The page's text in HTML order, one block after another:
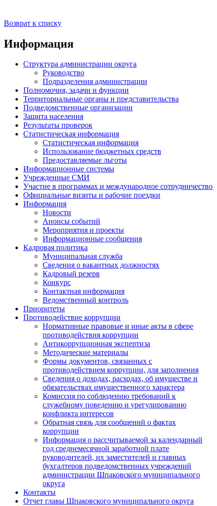
Возврат к списку
Информация
Структура администрации округа
Руководство
Подразделения администрации
Полномочия, задачи и функции
Территориальные органы и представительства
Подведомственные организации
Защита населения
Результаты проверок
Статистическая информация
Статистическая информация
Использование бюджетных средств
Предоставляемые льготы
Информационные системы
Учрежденные СМИ
Участие в программах и международное сотрудничество
Официальные визиты и рабочие поездки
Информация
Новости
Анонсы событий
Мероприятия и проекты
Информационные сообщения
Кадровая политика
Муниципальная служба
Сведения о вакантных должностях
Кадровый резерв
Конкурс
Контактная информация
Ведомственный контроль
Приоритеты
Противодействие коррупции
Нормативные правовые и иные акты в сфере
противодействия коррупции
Антикоррупционная экспертиза
Методические материалы
Формы документов, связанных с
противодействием коррупции, для заполнения
Сведения о доходах, расходах, об имуществе и
обязательствах имущественного характера
Комиссия по соблюдению требований к
служебному поведению и урегулированию
конфликта интересов
Обратная связь для сообщений о фактах
коррупции
Информация о рассчитываемой за календарный
год среднемесячной заработной плате
руководителей, их заместителей и главных
бухгалтеров подведомственных учреждений
администрации Шпаковского муниципального
округа
Контакты
Отчет главы Шпаковского муниципального округа